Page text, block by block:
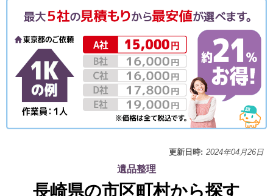
更新日時: 2024年04月26日
遺品整理
長崎県の市区町村から探す